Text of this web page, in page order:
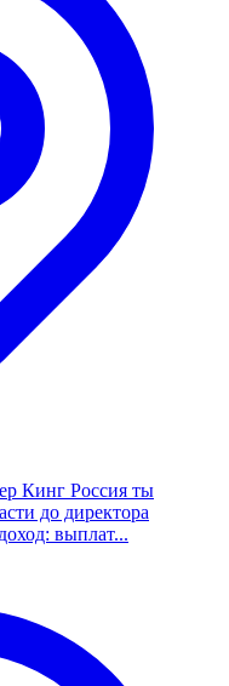
Кинг Россия ты
до директора
выплат...